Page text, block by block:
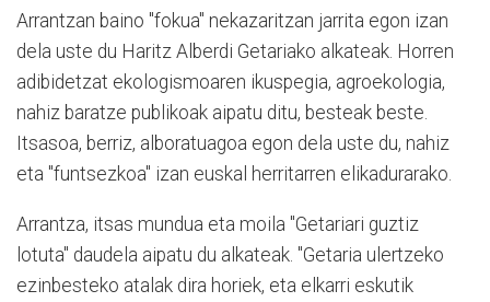
Arrantzan baino "fokua" nekazaritzan jarrita egon izan
dela uste du Haritz Alberdi Getariako alkateak. Horren
adibidetzat ekologismoaren ikuspegia, agroekologia,
nahiz baratze publikoak aipatu ditu, besteak beste.
Itsasoa, berriz, alboratuagoa egon dela uste du, nahiz
eta "funtsezkoa" izan euskal herritarren elikadurarako.
Arrantza, itsas mundua eta moila "Getariari guztiz
lotuta" daudela aipatu du alkateak. "Getaria ulertzeko
ezinbesteko atalak dira horiek, eta elkarri eskutik